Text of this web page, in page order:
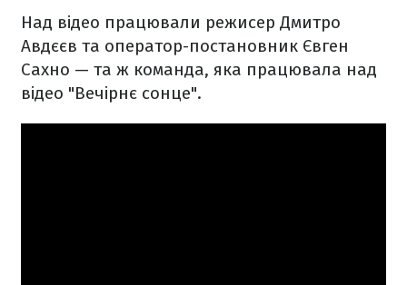
Над відео працювали режисер Дмитро
Авдєєв та оператор-постановник Євген
Сахно — та ж команда, яка працювала над
відео "Вечірнє сонце".